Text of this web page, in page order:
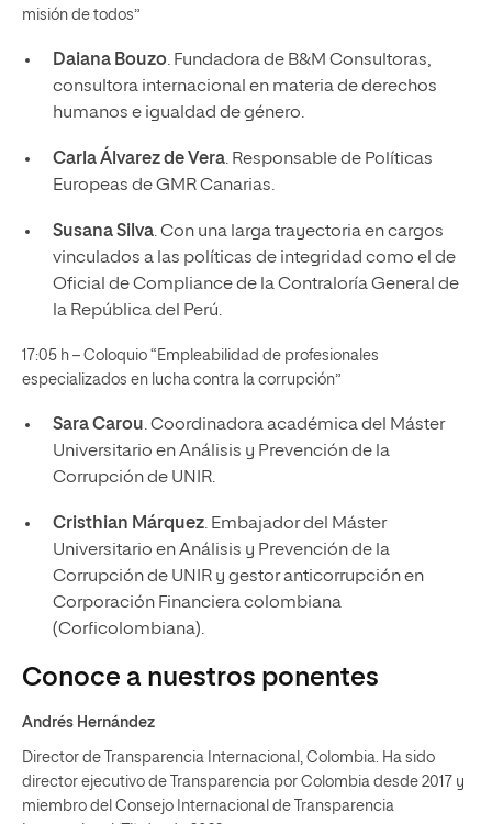
misión de todos”
Daiana Bouzo. Fundadora de B&M Consultoras,
consultora internacional en materia de derechos
humanos e igualdad de género.
Carla Álvarez de Vera. Responsable de Políticas
Europeas de GMR Canarias.
Susana Silva. Con una larga trayectoria en cargos
vinculados a las políticas de integridad como el de
Oficial de Compliance de la Contraloría General de
la República del Perú.
17:05 h – Coloquio “Empleabilidad de profesionales
especializados en lucha contra la corrupción”
Sara Carou. Coordinadora académica del Máster
Universitario en Análisis y Prevención de la
Corrupción de UNIR.
Cristhian Márquez. Embajador del Máster
Universitario en Análisis y Prevención de la
Corrupción de UNIR y gestor anticorrupción en
Corporación Financiera colombiana
(Corficolombiana).
Conoce a nuestros ponentes
Andrés Hernández
Director de Transparencia Internacional, Colombia. Ha sido
director ejecutivo de Transparencia por Colombia desde 2017 y
miembro del Consejo Internacional de Transparencia